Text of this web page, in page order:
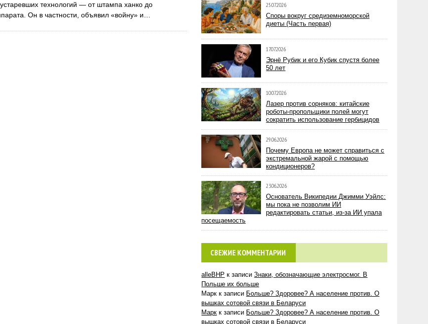
технологий — от штампа ханко до
Он в частности, объявил «войну» и…
25.07.2026
Споры вокруг средиземноморской
диеты (Часть первая)
17.07.2026
Эрнё Рубик и его Кубик спустя более
50 лет
10.07.2026
Лазер против сорняков: китайские
роботы-пропольщики полей могут
сократить использование гербицидов
29.06.2026
Почему Европа не может справиться с
экстремальной жарой с помощью
кондиционеров?
23.06.2026
Основатель Википедии Джимми Уэйлс:
мы пока не позволим ИИ
редактировать статьи, из-за ИИ упала
посещаемость
СВЕЖИЕ КОММЕНТАРИИ
alleBHP к записиЗнаки, обозначающие электросмог. В
Польше их больше
Марк к записи Больше? Здоровее? А население против. О
вышках сотовой связи в Беларуси
Марк к записи Больше? Здоровее? А население против. О
вышках сотовой связи в Беларуси